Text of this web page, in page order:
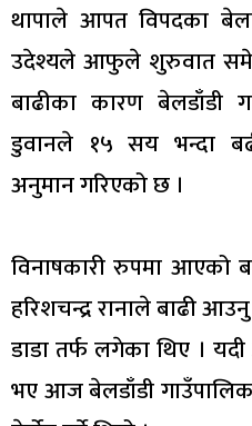
थापाले आपत विपदका
उदेश्यले आफुले शुरुवात समेत
बाढीका कारण बेलडाँडी
डुवानले १५ सय भन्दा
अनुमान गरिएको छ ।
विनाषकारी रुपमा आएको
हरिशचन्द्र रानाले बाढी
डाडा तर्फ लगेका थिए ।
भए आज बेलडाँडी